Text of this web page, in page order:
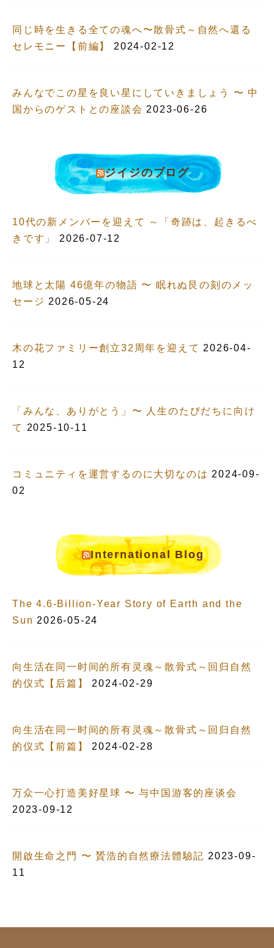
同じ時を生きる全ての魂へ〜散骨式～自然へ還る
セレモニー【前編】
2024-02-12
みんなでこの星を良い星にしていきましょう 〜 中
国からのゲストとの座談会 2023-06-26
ジイジのブログ
10代の新メンバーを迎えて ～「奇跡は、起きるべ
きです」
2026-07-12
地球と太陽 46億年の物語 〜 眠れぬ艮の刻のメッ
セージ 2026-05-24
木の花ファミリー創立32周年を迎えて 2026-04-
12
「みんな、ありがとう」〜 人生のたびだちに向け
て
2025-10-11
コミュニティを運営するのに大切なのは 2024-09-
02
International Blog
The 4.6-Billion-Year Story of Earth and the
Sun 2026-05-24
向生活在同一时间的所有灵魂～散骨式～回归自然
的仪式【后篇】
2024-02-29
向生活在同一时间的所有灵魂～散骨式～回归自然
的仪式【前篇】
2024-02-28
万众一心打造美好星球 〜 与中国游客的座谈会
2023-09-12
開啟生命之門 〜 贇浩的自然療法體驗記 2023-09-
11